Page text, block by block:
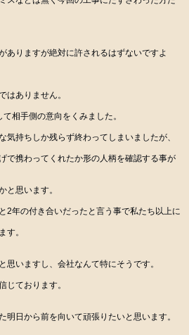
ありますが絶対に許されるはずないですよ
はありません。
相手側の意向をくみました。
気持ちしか残らず終わってしまいましたが、
で携わってくれたか形の人柄を確認する事が
と思います。
2年の付き合いだったと言う事で私たち以上に
す。
思いますし、会社なんて特にそうです。
じております。
明日から前を向いて頑張りたいと思います。